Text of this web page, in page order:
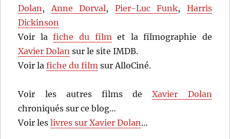
Dolan,Anne Dorval, Pier-Luc Funk, Harris
Dickinson
Voir lafiche du filmet la filmographie de
Xavier Dolan sur le site IMDB.
Voir lafiche du film sur AlloCiné.
Voir les autres films deXavier Dolan
chroniqués sur ce blog…
Voir leslivres sur Xavier Dolan…